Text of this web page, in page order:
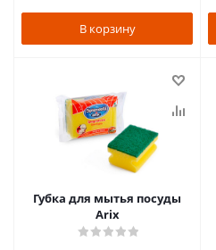
В корзину
Губка для мытья посуды
Arix